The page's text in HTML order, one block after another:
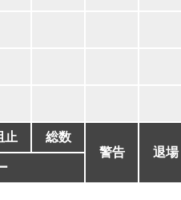
止
総数
警告
退場